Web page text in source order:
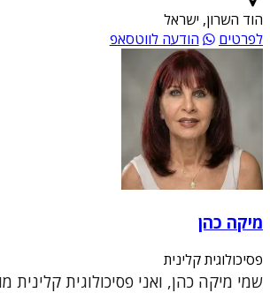
הוד השרון, ישראל
לפרטים
הודעה לווטסאפ
מיקה כהן
פסיכולוגית קלינית
שמי מיקה כהן, ואני פסיכולוגית קלינית